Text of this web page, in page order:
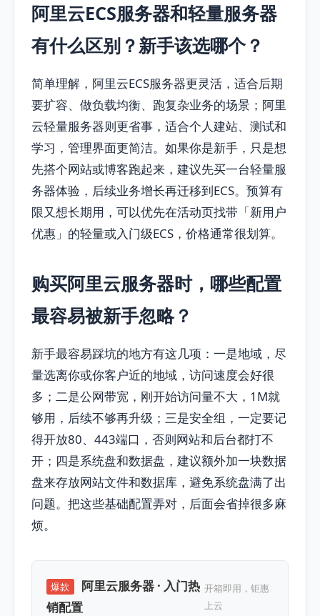
阿里云ECS服务器和轻量服务器
有什么区别？新手该选哪个？
简单理解，阿里云ECS服务器更灵活，适合后期
要扩容、做负载均衡、跑复杂业务的场景；阿里
云轻量服务器则更省事，适合个人建站、测试和
学习，管理界面更简洁。如果你是新手，只是想
先搭个网站或博客跑起来，建议先买一台轻量服
务器体验，后续业务增长再迁移到ECS。预算有
限又想长期用，可以优先在活动页找带「新用户
优惠」的轻量或入门级ECS，价格通常很划算。
购买阿里云服务器时，哪些配置
最容易被新手忽略？
新手最容易踩坑的地方有这几项：一是地域，尽
量选离你或你客户近的地域，访问速度会好很
多；二是公网带宽，刚开始访问量不大，1M就
够用，后续不够再升级；三是安全组，一定要记
得开放80、443端口，否则网站和后台都打不
开；四是系统盘和数据盘，建议额外加一块数据
盘来存放网站文件和数据库，避免系统盘满了出
问题。把这些基础配置弄对，后面会省掉很多麻
烦。
爆款
阿里云服务器 · 入门热
销配置
开箱即用，钜惠
上云